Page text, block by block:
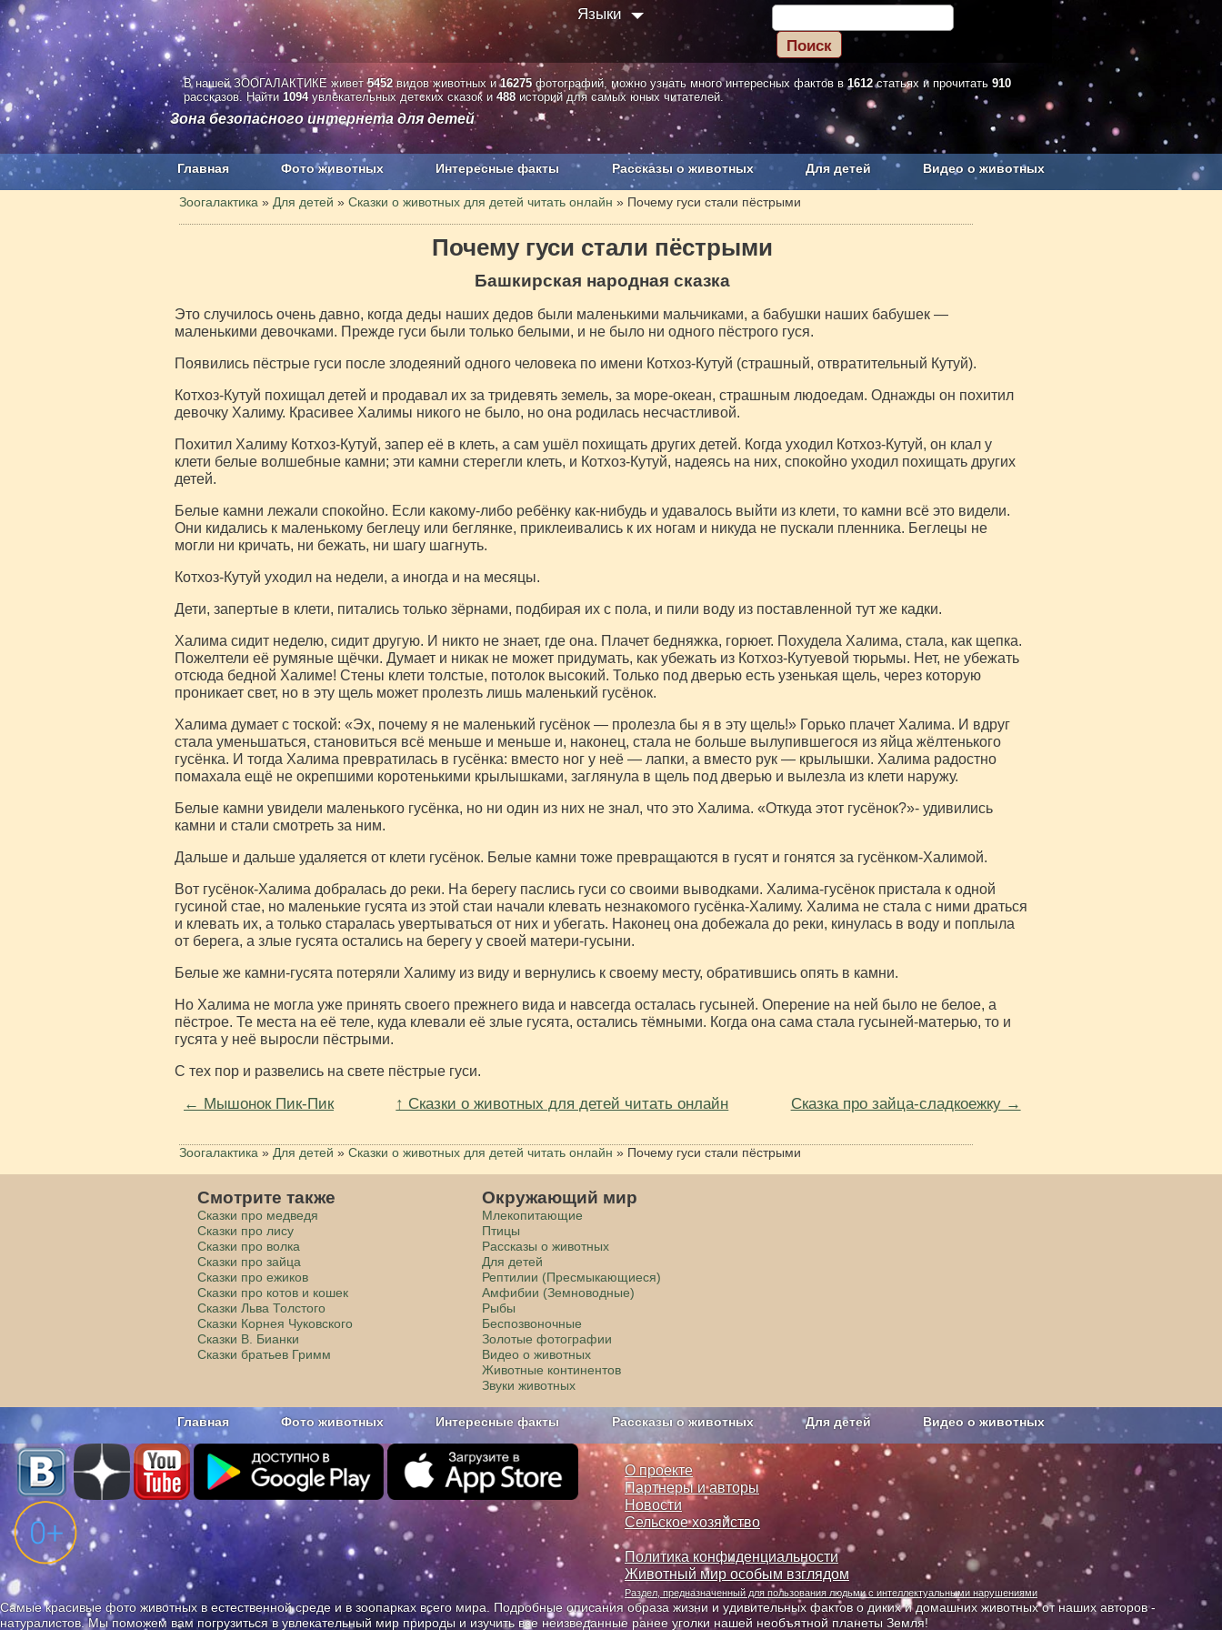
Языки
В нашей ЗООГАЛАКТИКЕ живет5452 видов животных и16275 фотографий, можно узнать много интересных фактов в 1612статьях и прочитать 910
рассказов. Найти 1094увлекательных детских сказок и 488 историй для самых юных читателей.
Зона безопасного интернета для детей
Главная Фото животных Интересные факты Рассказы о животных Для детей Видео о животных
Наши приложения. Бесплатно и без рекламы О проекте
Зоогалактика » Для детей » Сказки о животных для детей читать онлайн » Почему гуси стали пёстрыми
Почему гуси стали пёстрыми
Башкирская народная сказка
Это случилось очень давно, когда деды наших дедов были маленькими мальчиками, а бабушки наших бабушек —
маленькими девочками. Прежде гуси были только белыми, и не было ни одного пёстрого гуся.
Появились пёстрые гуси после злодеяний одного человека по имени Котхоз-Кутуй (страшный, отвратительный Кутуй).
Котхоз-Кутуй похищал детей и продавал их за тридевять земель, за море-океан, страшным людоедам. Однажды он похитил
девочку Халиму. Красивее Халимы никого не было, но она родилась несчастливой.
Похитил Халиму Котхоз-Кутуй, запер её в клеть, а сам ушёл похищать других детей. Когда уходил Котхоз-Кутуй, он клал у
клети белые волшебные камни; эти камни стерегли клеть, и Котхоз-Кутуй, надеясь на них, спокойно уходил похищать других
детей.
Белые камни лежали спокойно. Если какому-либо ребёнку как-нибудь и удавалось выйти из клети, то камни всё это видели.
Они кидались к маленькому беглецу или беглянке, приклеивались к их ногам и никуда не пускали пленника. Беглецы не
могли ни кричать, ни бежать, ни шагу шагнуть.
Котхоз-Кутуй уходил на недели, а иногда и на месяцы.
Дети, запертые в клети, питались только зёрнами, подбирая их с пола, и пили воду из поставленной тут же кадки.
Халима сидит неделю, сидит другую. И никто не знает, где она. Плачет бедняжка, горюет. Похудела Халима, стала, как щепка.
Пожелтели её румяные щёчки. Думает и никак не может придумать, как убежать из Котхоз-Кутуевой тюрьмы. Нет, не убежать
отсюда бедной Халиме! Стены клети толстые, потолок высокий. Только под дверью есть узенькая щель, через которую
проникает свет, но в эту щель может пролезть лишь маленький гусёнок.
Халима думает с тоской: «Эх, почему я не маленький гусёнок — пролезла бы я в эту щель!» Горько плачет Халима. И вдруг
стала уменьшаться, становиться всё меньше и меньше и, наконец, стала не больше вылупившегося из яйца жёлтенького
гусёнка. И тогда Халима превратилась в гусёнка: вместо ног у неё — лапки, а вместо рук — крылышки. Халима радостно
помахала ещё не окрепшими коротенькими крылышками, заглянула в щель под дверью и вылезла из клети наружу.
Белые камни увидели маленького гусёнка, но ни один из них не знал, что это Халима. «Откуда этот гусёнок?»- удивились
камни и стали смотреть за ним.
Дальше и дальше удаляется от клети гусёнок. Белые камни тоже превращаются в гусят и гонятся за гусёнком-Халимой.
Вот гусёнок-Халима добралась до реки. На берегу паслись гуси со своими выводками. Халима-гусёнок пристала к одной
гусиной стае, но маленькие гусята из этой стаи начали клевать незнакомого гусёнка-Халиму. Халима не стала с ними драться
и клевать их, а только старалась увертываться от них и убегать. Наконец она добежала до реки, кинулась в воду и поплыла
от берега, а злые гусята остались на берегу у своей матери-гусыни.
Белые же камни-гусята потеряли Халиму из виду и вернулись к своему месту, обратившись опять в камни.
Но Халима не могла уже принять своего прежнего вида и навсегда осталась гусыней. Оперение на ней было не белое, а
пёстрое. Те места на её теле, куда клевали её злые гусята, остались тёмными. Когда она сама стала гусыней-матерью, то и
гусята у неё выросли пёстрыми.
С тех пор и развелись на свете пёстрые гуси.
← Мышонок Пик-Пик ↑ Сказки о животных для детей читать онлайн Сказка про зайца-сладкоежку →
Зоогалактика » Для детей » Сказки о животных для детей читать онлайн » Почему гуси стали пёстрыми
Смотрите также
Сказки про медведя
Сказки про лису
Сказки про волка
Сказки про зайца
Сказки про ежиков
Сказки про котов и кошек
Сказки Льва Толстого
Сказки Корнея Чуковского
Сказки В. Бианки
Сказки братьев Гримм
Окружающий мир
Млекопитающие
Птицы
Рассказы о животных
Для детей
Рептилии (Пресмыкающиеся)
Амфибии (Земноводные)
Рыбы
Беспозвоночные
Золотые фотографии
Видео о животных
Животные континентов
Звуки животных
Главная Фото животных Интересные факты Рассказы о животных Для детей Видео о животных
Наши приложения. Бесплатно и без рекламы О проекте Сельское хозяйство
О проекте
Партнеры и авторы
Новости
Сельское хозяйство
Политика конфиденциальности
Животный мир особым взглядом
Раздел, предназначенный для пользования людьми с интеллектуальными нарушениями
Самые красивые фото животных в естественной среде и в зоопарках всего мира. Подробные описания образа жизни и удивительных фактов о диких и домашних животных от наших авторов -
натуралистов. Мы поможем вам погрузиться в увлекательный мир природы и изучить все неизведанные ранее уголки нашей необъятной планеты Земля!